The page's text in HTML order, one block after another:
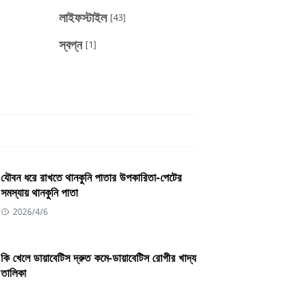
লাইফস্টাইল [43]
স্বপ্ন [1]
যৌবন ধরে রাখতে থানকুনি পাতার উপকারিতা-পেটের
সমস্যায় থানকুনি পাতা
2026/4/6
কি খেলে ডায়াবেটিস দ্রুত কমে-ডায়াবেটিস রোগীর খাদ্য
তালিকা